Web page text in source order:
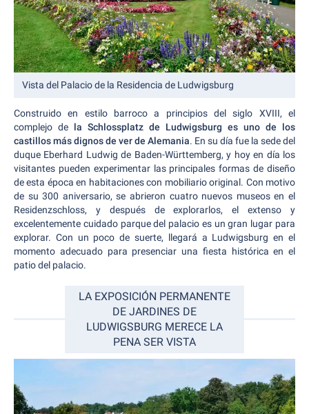
Vista del Palacio de la Residencia de Ludwigsburg
Construido en estilo barroco a principios del siglo XVIII, el
complejo de la Schlossplatz de Ludwigsburg es uno de los
castillos más dignos de ver de Alemania. En su día fue la sede del
duque Eberhard Ludwig de Baden-Württemberg, y hoy en día los
visitantes pueden experimentar las principales formas de diseño
de esta época en habitaciones con mobiliario original. Con motivo
de su 300 aniversario, se abrieron cuatro nuevos museos en el
Residenzschloss, y después de explorarlos, el extenso y
excelentemente cuidado parque del palacio es un gran lugar para
explorar. Con un poco de suerte, llegará a Ludwigsburg en el
momento adecuado para presenciar una fiesta histórica en el
patio del palacio.
LA EXPOSICIÓN PERMANENTE
DE JARDINES DE
LUDWIGSBURG MERECE LA
PENA SER VISTA